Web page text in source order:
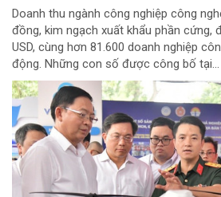
Doanh thu ngành công nghiệp công
đồng, kim ngạch xuất khẩu phần cứng,
USD, cùng hơn 81.600 doanh nghiệp
động. Những con số được công bố tại...